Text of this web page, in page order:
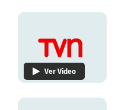
Ver Video